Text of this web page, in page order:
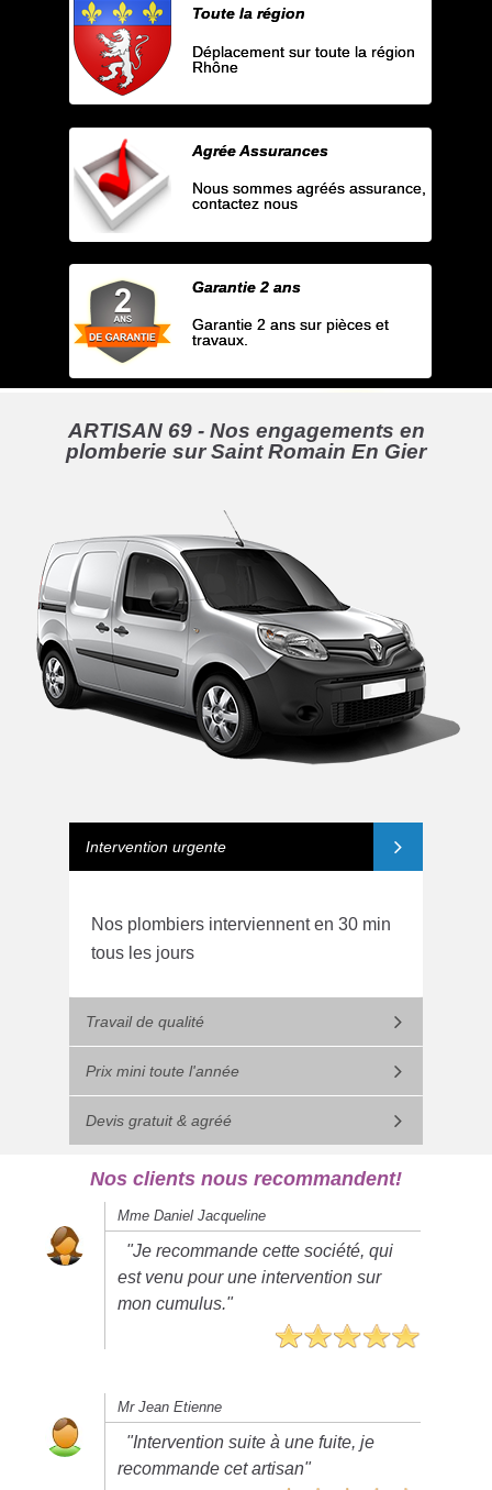
Toute la région
Déplacement sur toute la région
Rhône
Agrée Assurances
Nous sommes agréés assurance,
contactez nous
Garantie 2 ans
Garantie 2 ans sur pièces et
travaux.
ARTISAN 69 - Nos engagements en
plomberie sur Saint Romain En Gier
Intervention urgente
Nos plombiers interviennent en 30 min
tous les jours
Travail de qualité
Prix mini toute l'année
Devis gratuit & agréé
Nos clients nous recommandent!
Mme Daniel Jacqueline
"Je recommande cette société, qui
est venu pour une intervention sur
mon cumulus."
Mr Jean Etienne
"Intervention suite à une fuite, je
recommande cet artisan"